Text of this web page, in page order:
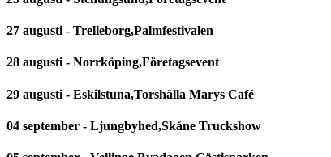
27 augusti - Trelleborg,Palmfestivalen
28 augusti - Norrköping,Företagsevent
29 augusti - Eskilstuna,Torshälla Marys Café
04 september - Ljungbyhed,Skåne Truckshow